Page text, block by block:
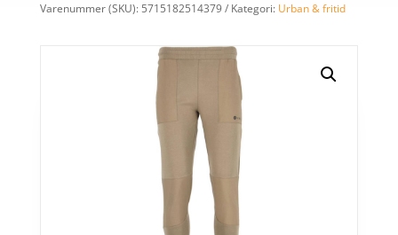
Varenummer (SKU): 5715182514379 Kategori: Urban & fritid